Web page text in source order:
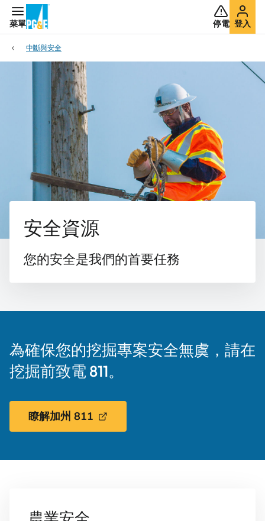
菜單 停電 登入
中斷與安全
安全資源
您的安全是我們的首要任務
為確保您的挖掘專案安全無虞，請在
挖掘前致電 811。
瞭解加州 811